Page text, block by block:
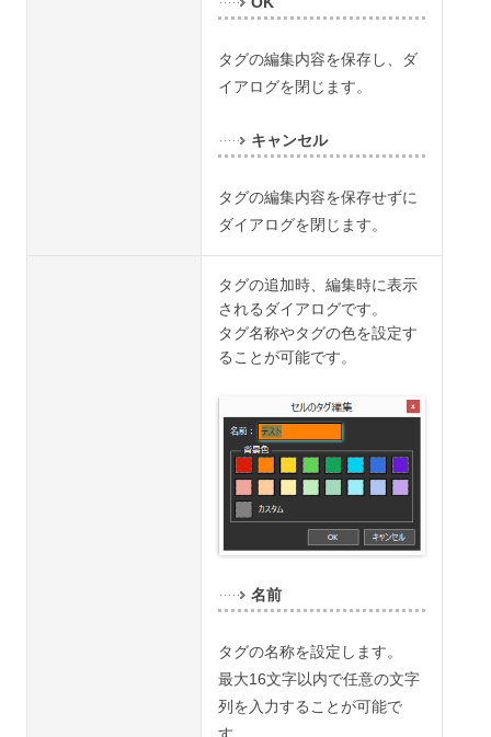
タグの編集内容を保存し、ダ
イアログを閉じます。
キャンセル
タグの編集内容を保存せずに
ダイアログを閉じます。
タグの追加時、編集時に表示
されるダイアログです。
タグ名称やタグの色を設定す
ることが可能です。
名前
タグの名称を設定します。
最大16文字以内で任意の文字
列を入力することが可能で